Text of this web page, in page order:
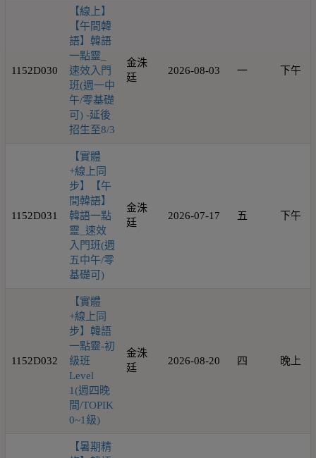
1152D030
【線上】
【午間韓
語】韓語
一點靈_
速效入門
班(週一中
午/零基礎
可) -延後
招生至8/3
金洙
廷
2026-08-03 一 下午
1152D031
【實體
+線上同
步】【午
間韓語】
韓語一點
靈_速效
入門班(週
五中午/零
基礎可)
金洙
廷
2026-07-17 五 下午
1152D032
【實體
+線上同
步】韓語
一點靈-初
級班
Level
1(週四晚
間/TOPIK
0~1級)
金洙
廷
2026-08-20 四 晚上
【暑期精